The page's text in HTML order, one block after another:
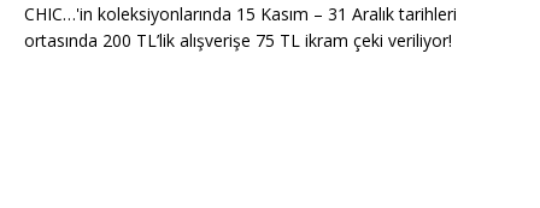
CHIC…'in koleksiyonlarında 15 Kasım – 31 Aralık tarihleri
ortasında 200 TL’lik alışverişe 75 TL ikram çeki veriliyor!​